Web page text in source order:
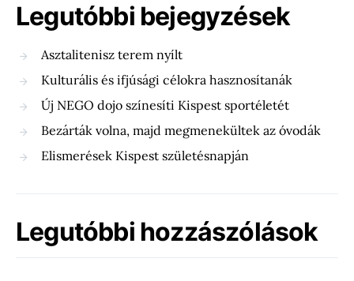
Legutóbbi bejegyzések
Asztalitenisz terem nyílt
Kulturális és ifjúsági célokra hasznosítanák
Új NEGO dojo színesíti Kispest sportéletét
Bezárták volna, majd megmenekültek az óvodák
Elismerések Kispest születésnapján
Legutóbbi hozzászólások